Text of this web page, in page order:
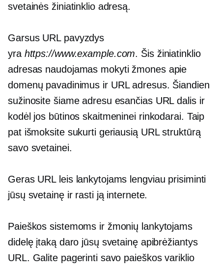
svetainės žiniatinklio adresą.
Garsus URL pavyzdys
yra https://www.example.com. Šis žiniatinklio
adresas naudojamas mokyti žmones apie
domenų pavadinimus ir URL adresus. Šiandien
sužinosite šiame adresu esančias URL dalis ir
kodėl jos būtinos skaitmeninei rinkodarai. Taip
pat išmoksite sukurti geriausią URL struktūrą
savo svetainei.
Geras URL leis lankytojams lengviau prisiminti
jūsų svetainę ir rasti ją internete.
Paieškos sistemoms ir žmonių lankytojams
didelę įtaką daro jūsų svetainę apibrėžiantys
URL. Galite pagerinti savo paieškos variklio